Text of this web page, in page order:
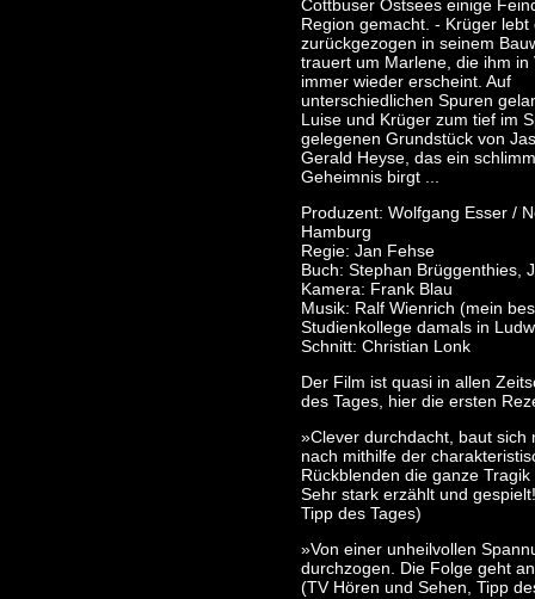
Cottbuser Ostsees einige
Region gemacht. - Krüger lebt
zurückgezogen in seinem
trauert um Marlene, die ihm in
immer wieder erscheint. Auf
unterschiedlichen Spuren
Luise und Krüger zum tief im
gelegenen Grundstück von
Gerald Heyse, das ein
Geheimnis birgt ...
Produzent: Wolfgang Esser /
Hamburg
Regie: Jan Fehse
Buch: Stephan Brüggenthies,
Kamera: Frank Blau
Musik: Ralf Wienrich (mein
Studienkollege damals in
Schnitt: Christian Lonk
Der Film ist quasi in allen
des Tages, hier die ersten
»Clever durchdacht, baut sich
nach mithilfe der
Rückblenden die ganze
Sehr stark erzählt und
Tipp des Tages)
»Von einer unheilvollen
durchzogen. Die Folge geht
(TV Hören und Sehen, Tipp